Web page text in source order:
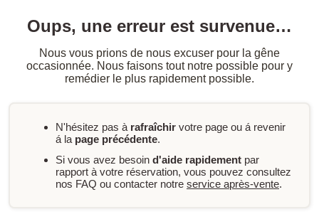
Oups, une erreur est survenue…
Nous vous prions de nous excuser pour la gêne
occasionnée. Nous faisons tout notre possible pour y
remédier le plus rapidement possible.
N'hésitez pas à rafraîchir votre page ou á revenir
á la page précédente.
Si vous avez besoin d'aide rapidement par
rapport à votre réservation, vous pouvez consultez
nos FAQ ou contacter notre service après-vente.